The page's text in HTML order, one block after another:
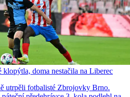
doma nestačila na Liberec
utrpěli fotbalisté Zbrojovky Brno.